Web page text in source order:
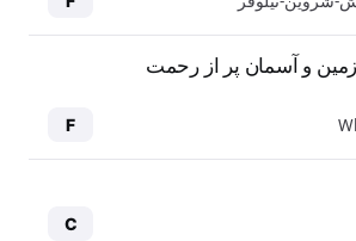
و آسمان پر از رحمت
F
C